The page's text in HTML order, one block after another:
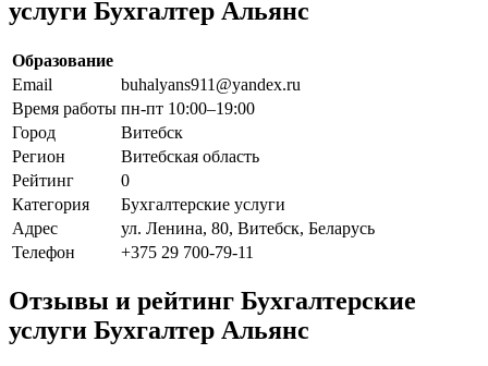
услуги Бухгалтер Альянс
Образование
Email
buhalyans911@yandex.ru
Время работы пн-пт 10:00–19:00
Город
Витебск
Регион
Витебская область
Рейтинг
0
Категория
Бухгалтерские услуги
Адрес
ул. Ленина, 80, Витебск, Беларусь
Телефон
+375 29 700-79-11
Отзывы и рейтинг Бухгалтерские
услуги Бухгалтер Альянс